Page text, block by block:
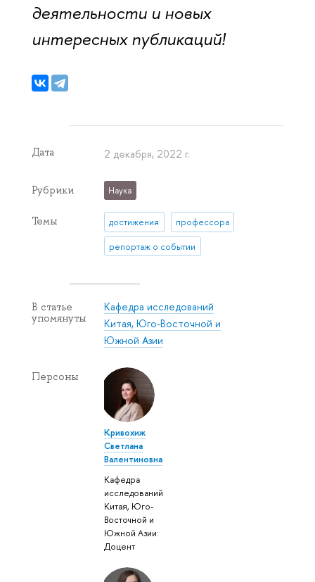
деятельности и новых
интересных публикаций!
Дата 2 декабря, 2022 г.
Рубрики Наука
Темы достижения профессора
репортаж о событии
В статье
упомянуты
Кафедра исследований
Китая, Юго-Восточной и
Южной Азии
Персоны
Кривохиж
Светлана
Валентиновна
Кафедра
исследований
Китая, Юго-
Восточной и
Южной Азии:
Доцент